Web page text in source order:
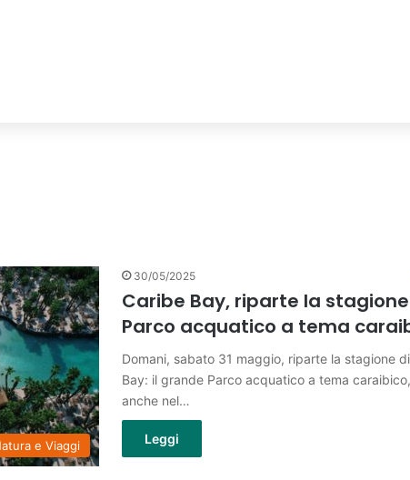
e Viaggi
30/05/2025
Caribe Bay, riparte la
Parco acquatico a tema
Domani, sabato 31 maggio, riparte la stagione
Bay: il grande Parco acquatico a tema
anche nel…
Leggi